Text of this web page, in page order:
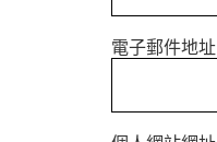
電子郵件地址